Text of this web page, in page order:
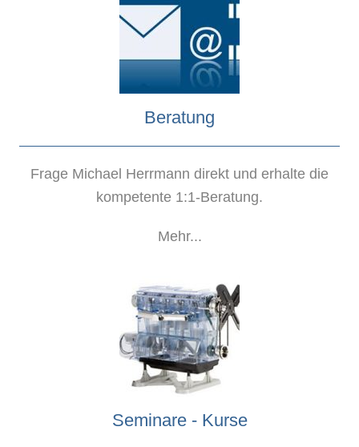
Beratung
Frage Michael Herrmann direkt und erhalte die
kompetente 1:1-Beratung.
Mehr...
Seminare - Kurse